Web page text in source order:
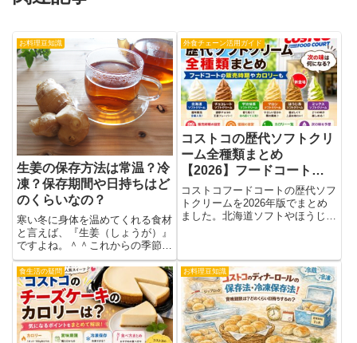
お料理豆知識
生姜の保存方法は常温？冷
凍？保存期間や日持ちはど
のくらいなの？
寒い冬に身体を温めてくれる食材
と言えば、『生姜（しょうが）』
ですよね。＾＾これからの季節、
最も活躍する食材かもしれません
ね？生姜は漢方でも有名で、元気
の素になる食材ですし、美容にも
活用されます♪個人的に大好きで
料理には欠かせない食材なので
よ...
外食チェーン活用ガイド
コストコの歴代ソフトクリ
ーム全種類まとめ
【2026】フードコートの
販売時期やカロリーも
コストコフードコートの歴代ソフ
トクリームを2026年版でまとめ
ました。北海道ソフトやほうじ
の味の予想まで分かりやすく紹介
します。
食生活の疑問 お料理豆知識